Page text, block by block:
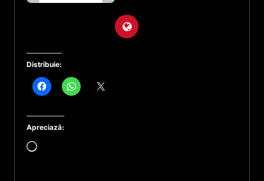
Distribuie:
Apreciază:
Încarc...